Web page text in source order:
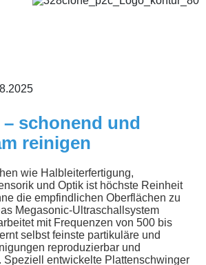
schonend und
reinigen
wie Halbleiterfertigung,
und Optik ist höchste Reinheit
die empfindlichen Oberflächen zu
Megasonic-Ultraschallsystem
mit Frequenzen von 500 bis
selbst feinste partikuläre und
reproduzierbar und
Speziell entwickelte Plattenschwinger